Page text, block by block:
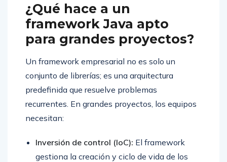
¿Qué hace a un
framework Java apto
para grandes proyectos?
Un framework empresarial no es solo un
conjunto de librerías; es una arquitectura
predefinida que resuelve problemas
recurrentes. En grandes proyectos, los equipos
necesitan:
Inversión de control (IoC): El framework
gestiona la creación y ciclo de vida de los